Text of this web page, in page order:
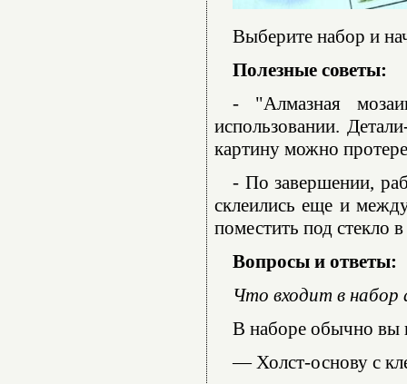
Выберите набор и
Полезные советы:
- "Алмазная
использовании.
картину можно
- По завершении,
склеились еще и
поместить под стекло
Вопросы и ответы:
Что входит в набор
В наборе обычно вы
— Холст-основу с